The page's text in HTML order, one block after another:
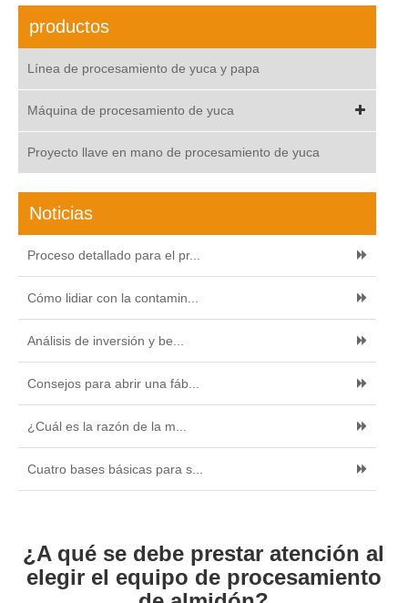
productos
Línea de procesamiento de yuca y papa
Máquina de procesamiento de yuca
Proyecto llave en mano de procesamiento de yuca
Noticias
Proceso detallado para el pr...
Cómo lidiar con la contamin...
Análisis de inversión y be...
Consejos para abrir una fáb...
¿Cuál es la razón de la m...
Cuatro bases básicas para s...
¿A qué se debe prestar atención al
elegir el equipo de procesamiento